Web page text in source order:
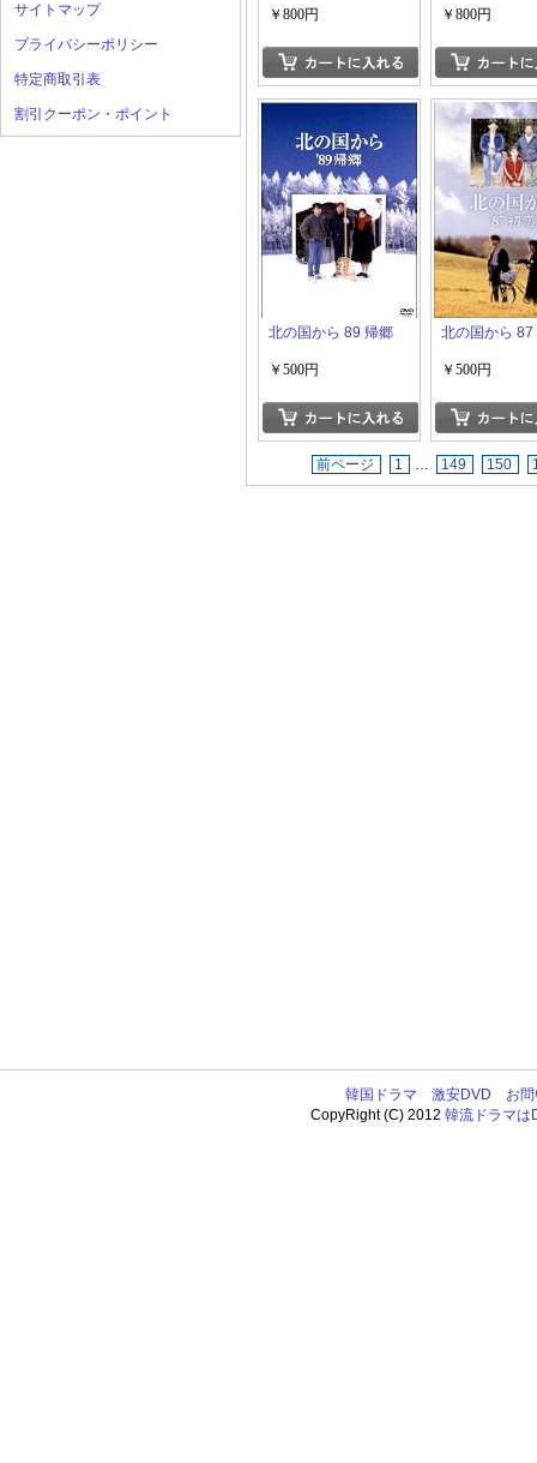
サイトマップ
プライバシーポリシー
特定商取引表
割引クーポン・ポイント
￥800円 ￥800円
北の国から 89 帰郷
￥500円
北の国から 87
￥500円
前ページ 1 … 149 150
韓国ドラマ 激安DVD
お
CopyRight (C) 2012韓流ドラマは